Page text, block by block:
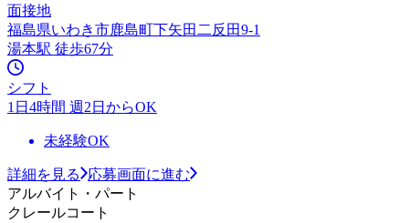
面接地
福島県いわき市鹿島町下矢田二反田9-1
湯本駅 徒歩67分
シフト
1日4時間 週2日からOK
未経験OK
詳細を見る
応募画面に進む
アルバイト・パート
クレールコート